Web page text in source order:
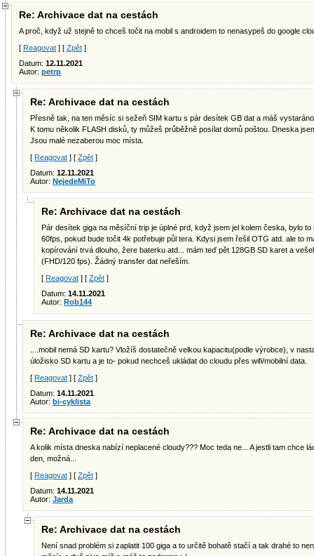
Re: Archivace dat na cestách
A proč, když už stejně to chceš točit na mobil s androidem to nenasypeš do google
[ Reagovat ] [ Zpět ]
Datum: 12.11.2021
Autor: petrp
Re: Archivace dat na cestách
Přesně tak, na ten měsíc si sežeň SIM kartu s pár desítek GB dat a máš
K tomu několik FLASH disků, ty můžeš průběžně posílat domů poštou. Dneska
Jsou malé nezaberou moc místa.
[ Reagovat ] [ Zpět ]
Datum: 12.11.2021
Autor: NejedeMiTo
Re: Archivace dat na cestách
Pár desítek giga na měsíční trip je úplné prd, když jsem jel kolem česka, bylo
60fps, pokud bude točit 4k potřebuje půl tera. Kdysi jsem řešil OTG atd. ale to
kopírování trvá dlouho, žere baterku atd... mám teď pět 128GB SD karet a
(FHD/120 fps). Žádný transfer dat neřeším.
[ Reagovat ] [ Zpět ]
Datum: 14.11.2021
Autor: Rob144
Re: Archivace dat na cestách
....mobil nemá SD kartu? Vložíš dostatečně velkou kapacitu(podle výrobce), v
úložisko SD kartu a je to- pokud nechceš ukládat do cloudu přes wifi/mobilní data.
[ Reagovat ] [ Zpět ]
Datum: 14.11.2021
Autor: bi-cyklista
Re: Archivace dat na cestách
A kolik místa dneska nabízí neplacené cloudy??? Moc teda ne... A jestli tam chce
den, možná...
[ Reagovat ] [ Zpět ]
Datum: 14.11.2021
Autor: Jarda
Re: Archivace dat na cestách
Není snad problém si zaplatit 100 giga a to určitě bohatě stačí a tak drahé to